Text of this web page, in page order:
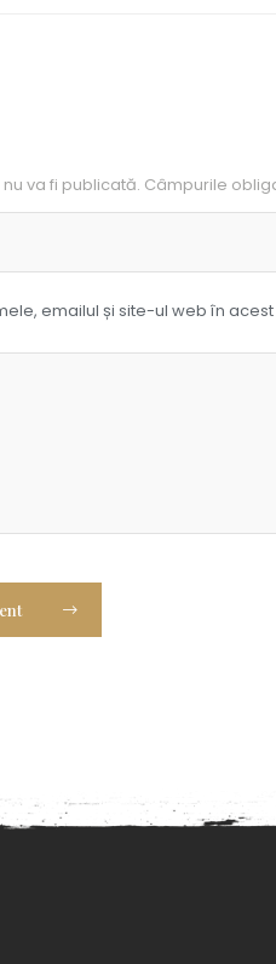
va fi publicată. Câmpurile
emailul și site-ul web în